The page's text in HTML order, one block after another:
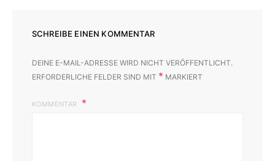
SCHREIBE EINEN KOMMENTAR
DEINE E-MAIL-ADRESSE WIRD NICHT VERÖFFENTLICHT.
ERFORDERLICHE FELDER SIND MIT * MARKIERT
KOMMENTAR